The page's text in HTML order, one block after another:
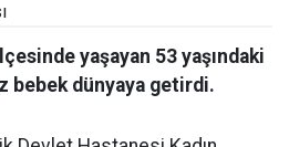
yaşayan 53 yaşındaki
bebek dünyaya getirdi.